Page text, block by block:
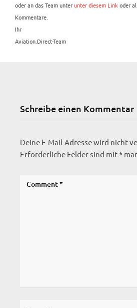
oder an das Team unterunter diesem Link oder
Kommentare.
Ihr
Aviation.Direct-Team
Schreibe einen Kommentar
Deine E-Mail-Adresse wird nicht
Erforderliche Felder sind mit*